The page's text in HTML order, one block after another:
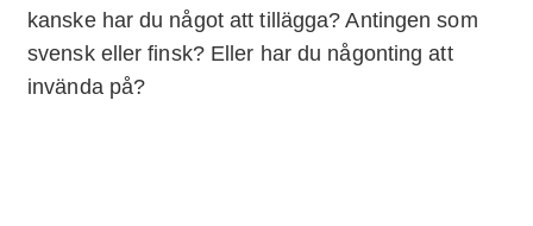
kanske har du något att tillägga? Antingen som
svensk eller finsk? Eller har du någonting att
invända på?